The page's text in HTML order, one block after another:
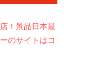
！景品日本最
のサイトはコ